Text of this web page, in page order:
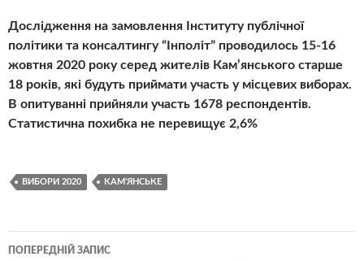
Дослідження на замовлення Інституту публічної
політики та консалтингу “Інполіт” проводилось 15-16
жовтня 2020 року серед жителів Кам’янського старше
18 років, які будуть приймати участь у місцевих виборах.
В опитуванні прийняли участь 1678 респондентів.
Статистична похибка не перевищує 2,6%
ВИБОРИ 2020 КАМ'ЯНСЬКЕ
Навігація
ПОПЕРЕДНІЙ ЗАПИС